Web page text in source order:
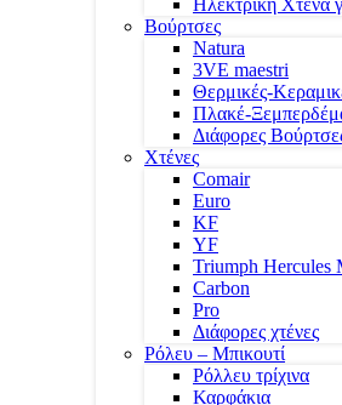
Ηλεκτρική Χτένα
Βούρτσες
Natura
3VE maestri
Θερμικές-
Πλακέ-
Διάφορες
Χτένες
Comair
Euro
KF
YF
Triumph Hercules
Carbon
Pro
Διάφορες χτένες
Ρόλευ – Μπικουτί
Ρόλλευ τρίχινα
Καρφάκια